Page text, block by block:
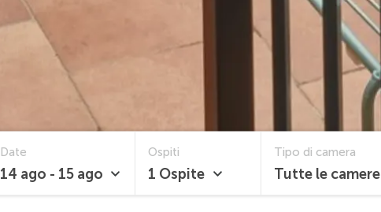
Date
14 ago - 15 ago
Ospiti
1 Ospite
Tipo di camera
Tutte le camere